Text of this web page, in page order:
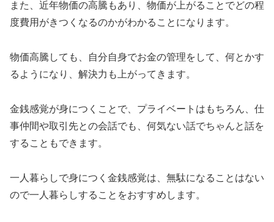
また、近年物価の高騰もあり、物価が上がることでどの程
度費用がきつくなるのかがわかることになります。
物価高騰しても、自分自身でお金の管理をして、何とかす
るようになり、解決力も上がってきます。
金銭感覚が身につくことで、プライベートはもちろん、仕
事仲間や取引先との会話でも、何気ない話でちゃんと話を
することもできます。
一人暮らしで身につく金銭感覚は、無駄になることはない
ので一人暮らしすることをおすすめします。